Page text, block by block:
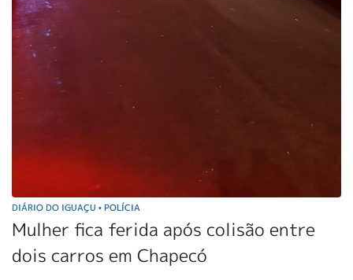
DIÁRIO DO IGUAÇU • POLÍCIA
Mulher fica ferida após colisão entre
dois carros em Chapecó